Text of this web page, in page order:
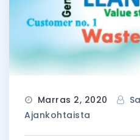
Marras 2, 2020
Ajankohtaista